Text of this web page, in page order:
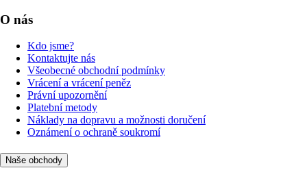
O nás
Kdo jsme?
Kontaktujte nás
Všeobecné obchodní podmínky
Vrácení a vrácení peněz
Právní upozornění
Platební metody
Náklady na dopravu a možnosti doručení
Oznámení o ochraně soukromí
Naše obchody